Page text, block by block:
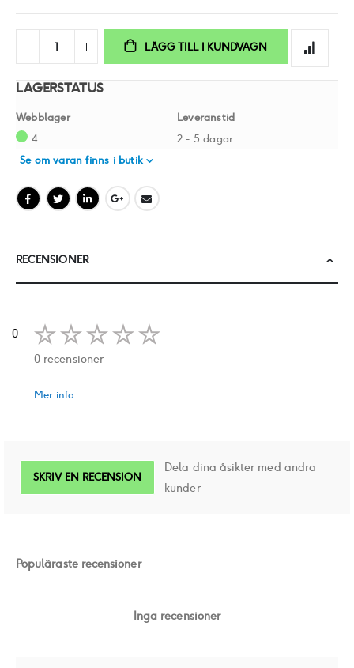
LÄGG TILL I KUNDVAGN
LAGERSTATUS
Webblager
Leveranstid
4
2 - 5 dagar
Se om varan finns i butik
RECENSIONER
0
0 recensioner
Mer info
SKRIV EN RECENSION
Dela dina åsikter med andra
kunder
Populäraste recensioner
Inga recensioner